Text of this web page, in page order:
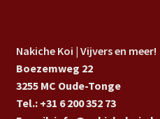
Nakiche Koi | Vijvers en meer!
Boezemweg 22
3255 MC Oude-Tonge
Tel.: +31 6 200 352 73